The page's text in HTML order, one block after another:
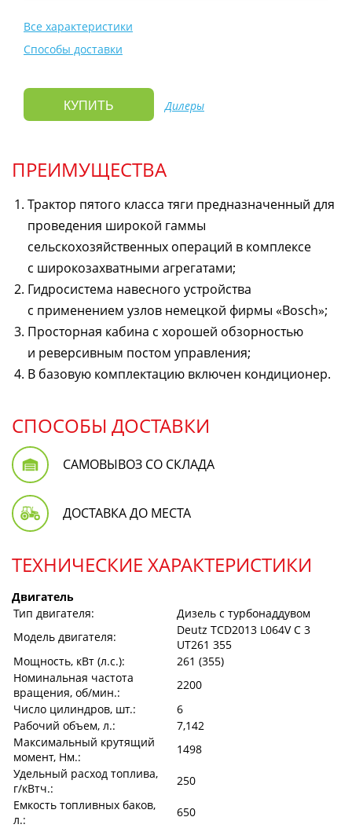
Все характеристики
Способы доставки
КУПИТЬ Дилеры
ПРЕИМУЩЕСТВА
Трактор пятого класса тяги предназначенный для
проведения широкой гаммы
сельскохозяйственных операций в комплексе
с широкозахватными агрегатами;
Гидросистема навесного устройства
с применением узлов немецкой фирмы «Bosch»;
Просторная кабина с хорошей обзорностью
и реверсивным постом управления;
В базовую комплектацию включен кондиционер.
СПОСОБЫ ДОСТАВКИ
САМОВЫВОЗ СО СКЛАДА
ДОСТАВКА ДО МЕСТА
ТЕХНИЧЕСКИЕ ХАРАКТЕРИСТИКИ
Двигатель
Тип двигателя:
Дизель с турбонаддувом
Модель двигателя:
Deutz TCD2013 L064V C 3
UT261 355
Мощность, кВт (л.с.):
261 (355)
Номинальная частота
вращения, об/мин.:
2200
Число цилиндров, шт.:
6
Рабочий объем, л.:
7,142
Максимальный крутящий
момент, Нм.:
1498
Удельный расход топлива,
г/кВтч.:
250
Емкость топливных баков,
л.:
650